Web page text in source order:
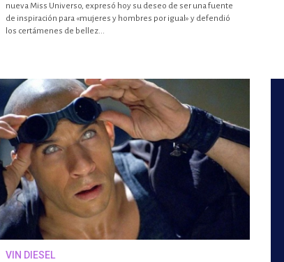
nueva Miss Universo, expresó hoy su deseo de ser una fuente
de inspiración para «mujeres y hombres por igual» y defendió
los certámenes de bellez...
VIN DIESEL